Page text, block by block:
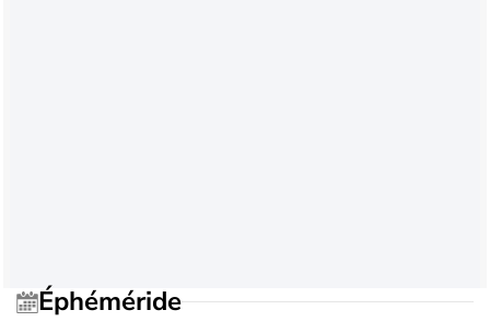
Éphéméride